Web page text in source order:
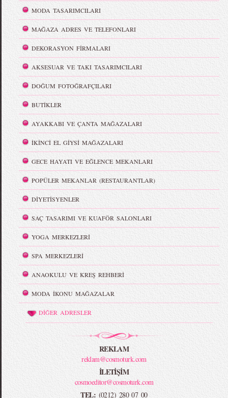
MODA TASARIMCILARI
MAĞAZA ADRES VE TELEFONLARI
DEKORASYON FİRMALARI
AKSESUAR VE TAKI TASARIMCILARI
DOĞUM FOTOĞRAFÇILARI
BUTİKLER
AYAKKABI VE ÇANTA MAĞAZALARI
İKİNCİ EL GİYSİ MAĞAZALARI
GECE HAYATI VE EĞLENCE MEKANLARI
POPÜLER MEKANLAR (RESTAURANTLAR)
DİYETİSYENLER
SAÇ TASARIMI VE KUAFÖR SALONLARI
YOGA MERKEZLERİ
SPA MERKEZLERİ
ANAOKULU VE KREŞ REHBERİ
MODA İKONU MAĞAZALAR
DİĞER ADRESLER
REKLAM
reklam@cosmoturk.com
İLETİŞİM
cosmoeditor@cosmoturk.com
TEL: (0212) 280 07 00